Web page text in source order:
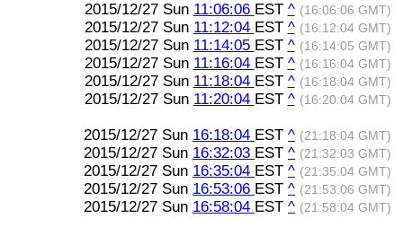
2015/12/27 Sun 11:06:06 EST ^ (16:06:06 GMT)
2015/12/27 Sun 11:12:04 EST ^ (16:12:04 GMT)
2015/12/27 Sun 11:14:05 EST ^ (16:14:05 GMT)
2015/12/27 Sun 11:16:04 EST ^ (16:16:04 GMT)
2015/12/27 Sun 11:18:04 EST ^ (16:18:04 GMT)
2015/12/27 Sun 11:20:04 EST ^ (16:20:04 GMT)
2015/12/27 Sun 16:18:04 EST ^ (21:18:04 GMT)
2015/12/27 Sun 16:32:03 EST ^ (21:32:03 GMT)
2015/12/27 Sun 16:35:04 EST ^ (21:35:04 GMT)
2015/12/27 Sun 16:53:06 EST ^ (21:53:06 GMT)
2015/12/27 Sun 16:58:04 EST ^ (21:58:04 GMT)